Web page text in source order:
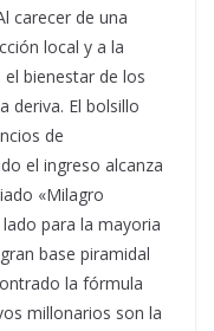
carecer de una
local y a la
bienestar de los
deriva. El bolsillo
de
el ingreso alcanza
«Milagro
para la mayoria
base piramidal
la fórmula
millonarios son la